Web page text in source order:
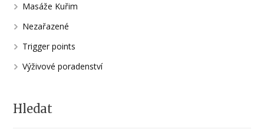
Masáže Kuřim
Nezařazené
Trigger points
Výživové poradenství
Hledat